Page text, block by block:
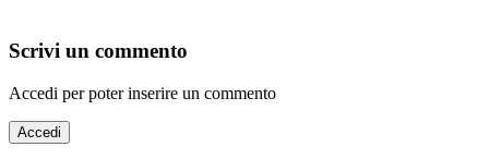
Scrivi un commento
Accedi per poter inserire un commento
Accedi